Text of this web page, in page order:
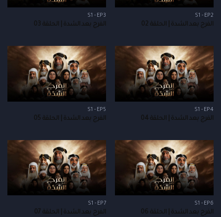
S1 - EP2
الفرج بعد الشدة | الحلقة 02
S1 - EP3
الفرج بعد الشدة | الحلقة 03
S1 - EP4
الفرج بعد الشدة | الحلقة 04
S1 - EP5
الفرج بعد الشدة | الحلقة 05
S1 - EP6
الفرج بعد الشدة | الحلقة 06
S1 - EP7
الفرج بعد الشدة | الحلقة 07